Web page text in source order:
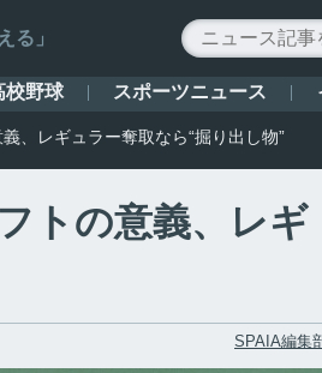
る」
校野球 スポーツニュース
、レギュラー奪取なら“掘り出し物”
トの意義、レギ
SPAIA編集